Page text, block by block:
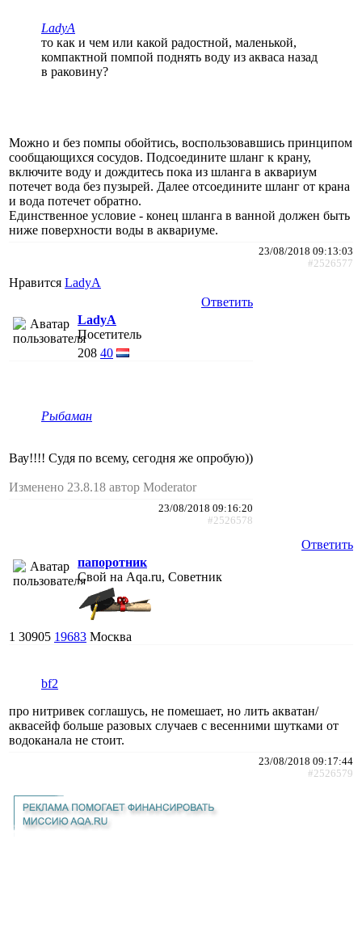
LadyA
то как и чем или какой радостной, маленькой,
компактной помпой поднять воду из акваса назад
в раковину?
Можно и без помпы обойтись, воспользовавшись принципом
сообщающихся сосудов. Подсоедините шланг к крану,
включите воду и дождитесь пока из шланга в аквариум
потечет вода без пузырей. Далее отсоедините шланг от крана
и вода потечет обратно.
Единственное условие - конец шланга в ванной должен быть
ниже поверхности воды в аквариуме.
23/08/2018 09:13:03
#2526577
Нравится LadyA
Ответить
LadyA
Посетитель
208 40
Рыбаман
Вау!!!! Судя по всему, сегодня же опробую))
Изменено 23.8.18 автор Moderator
23/08/2018 09:16:20
#2526578
Ответить
папоротник
Свой на Aqa.ru, Советник
1 30905 19683 Москва
bf2
про нитривек соглашусь, не помешает, но лить акватан/
аквасейф больше разовых случаев с весенними шутками от
водоканала не стоит.
23/08/2018 09:17:44
#2526579